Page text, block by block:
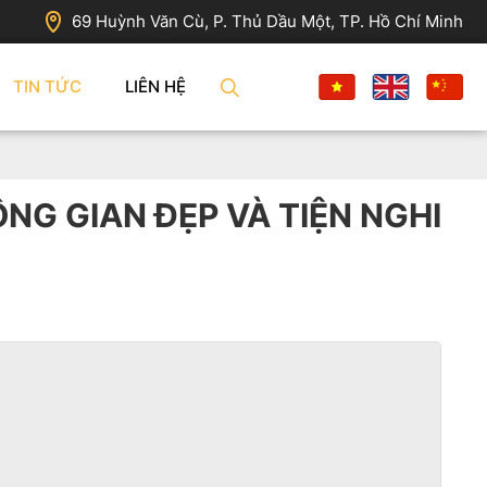
69 Huỳnh Văn Cù, P. Thủ Dầu Một, TP. Hồ Chí Minh
TIN TỨC LIÊN HỆ
GIAN ĐẸP VÀ TIỆN NGHI